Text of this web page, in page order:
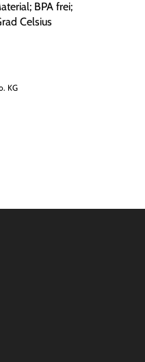
BPA frei;
Celsius
KG